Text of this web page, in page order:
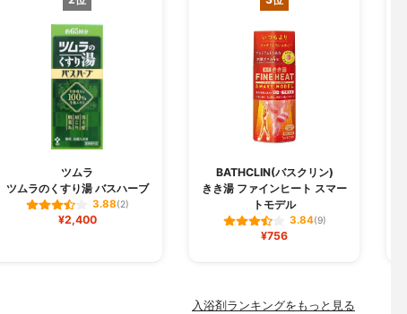
ツムラ
ツムラのくすり湯 バスハーブ
3.88(2)
¥2,400
BATHCLIN(バスクリン)
きき湯 ファインヒート スマー
トモデル
3.84(9)
¥756
入浴剤ランキングをもっと見る